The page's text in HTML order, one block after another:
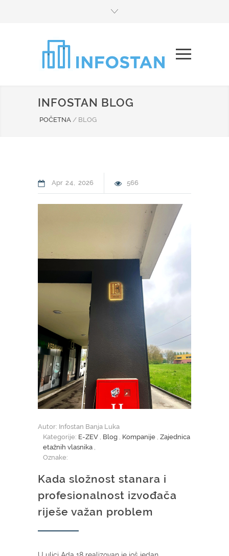
INFOSTAN BLOG
POČETNA / BLOG
Apr 24 2026 566
Autor: Infostan Banja Luka
Kategorije: E-ZEV , Blog , Kompanije , Zajednica
etažnih vlasnika ,
Oznake:
Kada složnost stanara i
profesionalnost izvođača
riješe važan problem